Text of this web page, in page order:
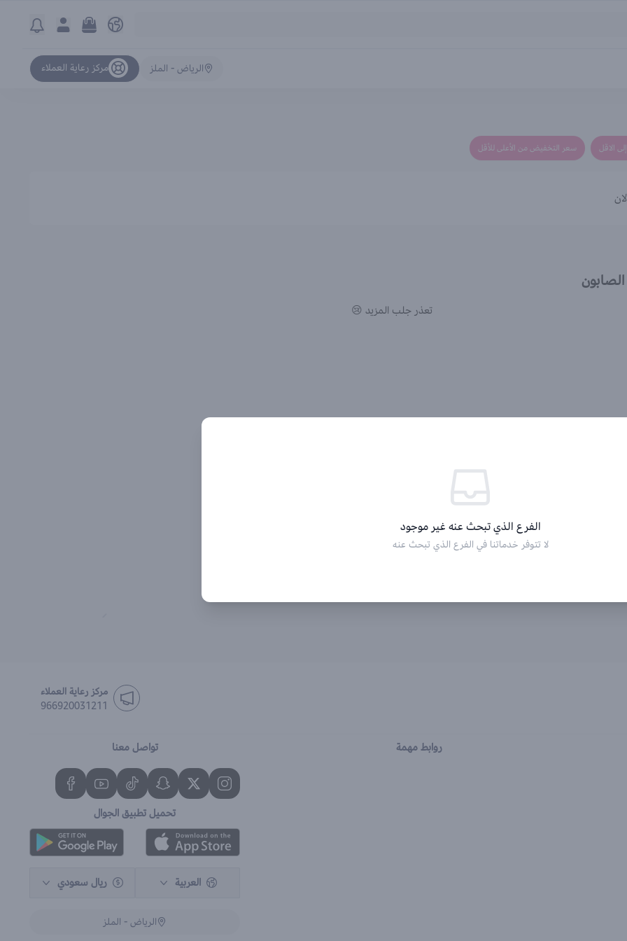
الرياض - الملز مركز رعاية العملاء
الاقل سعر التخفيض من الأعلى للأقل
تعذر جلب المزيد 😢
مركز رعاية العملاء
966920031211
روابط مهمة تواصل معنا
تحميل تطبيق الجوال
العربية ريال سعودي
الرياض - الملز
الفرع الذي تبحث عنه غير موجود
لا تتوفر خدماتنا في الفرع الذي تبحث عنه